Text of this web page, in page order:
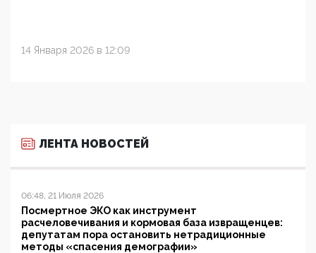
14 Января 2026 в 12:09
ЛЕНТА НОВОСТЕЙ
06:48, 21 Июля 2026
Посмертное ЭКО как инструмент
расчеловечивания и кормовая база извращенцев:
депутатам пора остановить нетрадиционные
методы «спасения демографии»